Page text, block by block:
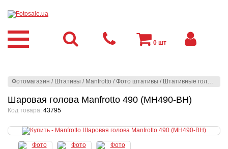
Фотомагазин / Штативы / Manfrotto /Фото штативы / Штативные головы
Шаровая голова Manfrotto 490 (MH490-BH)
Код товара: 43795
0 шт